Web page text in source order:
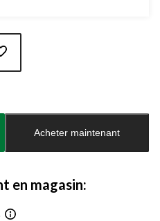
Acheter maintenant
en magasin: